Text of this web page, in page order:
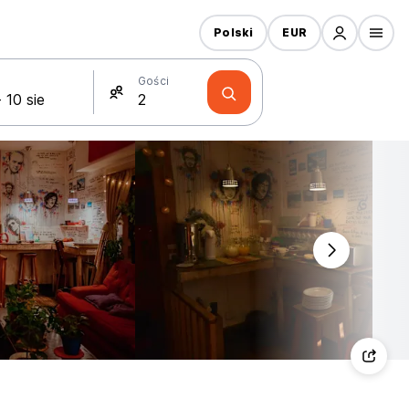
Gości
Polski EUR